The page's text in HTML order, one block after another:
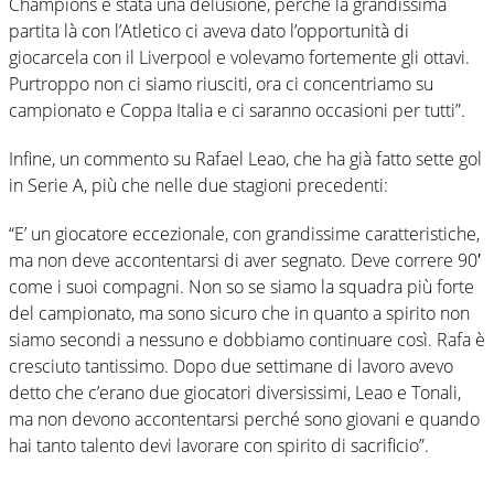
partita là con l’Atletico ci aveva dato l’opportunità di
giocarcela con il Liverpool e volevamo fortemente gli ottavi.
Purtroppo non ci siamo riusciti, ora ci concentriamo su
campionato e Coppa Italia e ci saranno occasioni per tutti”.
Infine, un commento su Rafael Leao, che ha già fatto sette gol
in Serie A, più che nelle due stagioni precedenti:
“E’ un giocatore eccezionale, con grandissime caratteristiche,
ma non deve accontentarsi di aver segnato. Deve correre 90′
come i suoi compagni. Non so se siamo la squadra più forte
del campionato, ma sono sicuro che in quanto a spirito non
siamo secondi a nessuno e dobbiamo continuare così. Rafa è
cresciuto tantissimo. Dopo due settimane di lavoro avevo
detto che c’erano due giocatori diversissimi, Leao e Tonali,
ma non devono accontentarsi perché sono giovani e quando
hai tanto talento devi lavorare con spirito di sacrificio”.